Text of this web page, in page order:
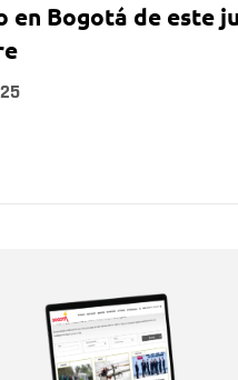
en Bogotá de este
electrónico